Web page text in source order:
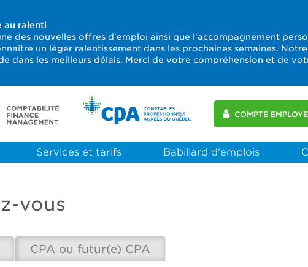
au ralenti
des nouvelles offres d'emploi ainsi que l'accompagnement
un léger ralentissement dans les prochaines semaines.
dans les meilleurs délais. Merci de votre compréhension et de
COMPTE
Services et tarifs Babillard d'emplois
vous
CPA ou futur(e) CPA